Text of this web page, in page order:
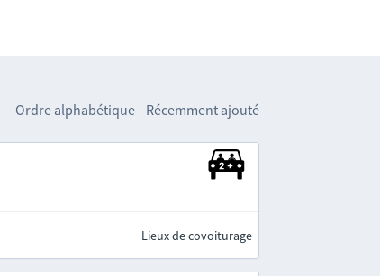
Ordre alphabétique Récemment ajouté
Lieux de covoiturage